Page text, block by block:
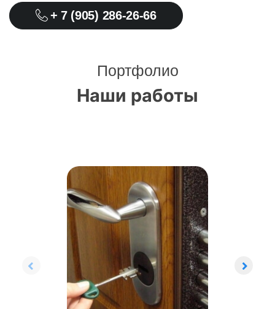
+ 7 (905) 286-26-66
Портфолио
Наши работы